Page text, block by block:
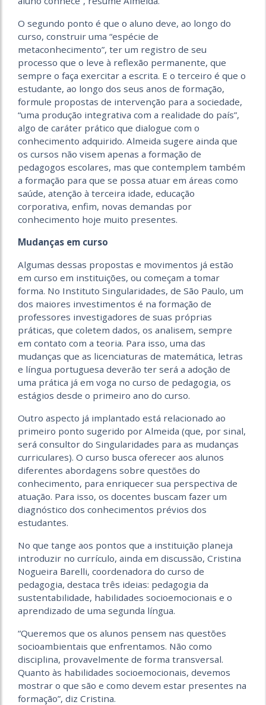
O segundo ponto é que o aluno deve, ao longo do
curso, construir uma “espécie de
metaconhecimento”, ter um registro de seu
processo que o leve à reflexão permanente, que
sempre o faça exercitar a escrita. E o terceiro é que o
estudante, ao longo dos seus anos de formação,
formule propostas de intervenção para a sociedade,
“uma produção integrativa com a realidade do país”,
algo de caráter prático que dialogue com o
conhecimento adquirido. Almeida sugere ainda que
os cursos não visem apenas a formação de
pedagogos escolares, mas que contemplem também
a formação para que se possa atuar em áreas como
saúde, atenção à terceira idade, educação
corporativa, enfim, novas demandas por
conhecimento hoje muito presentes.
Mudanças em curso
Algumas dessas propostas e movimentos já estão
em curso em instituições, ou começam a tomar
forma. No Instituto Singularidades, de São Paulo, um
dos maiores investimentos é na formação de
professores investigadores de suas próprias
práticas, que coletem dados, os analisem, sempre
em contato com a teoria. Para isso, uma das
mudanças que as licenciaturas de matemática, letras
e língua portuguesa deverão ter será a adoção de
uma prática já em voga no curso de pedagogia, os
estágios desde o primeiro ano do curso.
Outro aspecto já implantado está relacionado ao
primeiro ponto sugerido por Almeida (que, por sinal,
será consultor do Singularidades para as mudanças
curriculares). O curso busca oferecer aos alunos
diferentes abordagens sobre questões do
conhecimento, para enriquecer sua perspectiva de
atuação. Para isso, os docentes buscam fazer um
diagnóstico dos conhecimentos prévios dos
estudantes.
No que tange aos pontos que a instituição planeja
introduzir no currículo, ainda em discussão, Cristina
Nogueira Barelli, coordenadora do curso de
pedagogia, destaca três ideias: pedagogia da
sustentabilidade, habilidades socioemocionais e o
aprendizado de uma segunda língua.
“Queremos que os alunos pensem nas questões
socioambientais que enfrentamos. Não como
disciplina, provavelmente de forma transversal.
Quanto às habilidades socioemocionais, devemos
mostrar o que são e como devem estar presentes na
formação”, diz Cristina.